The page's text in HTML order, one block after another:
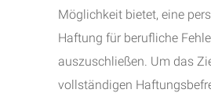
Möglichkeit bietet, eine
Haftung für berufliche
auszuschließen. Um das
vollständigen